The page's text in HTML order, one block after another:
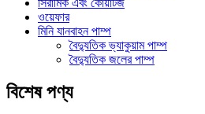
ওয়েফার
মিনি যানবাহন পাম্প
বৈদ্যুতিক ভ্যাকুয়াম পাম্প
বৈদ্যুতিক জলের পাম্প
বিশেষ পণ্য